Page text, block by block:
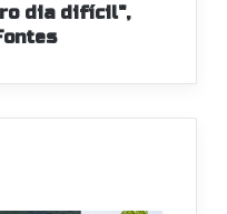
dia difícil",